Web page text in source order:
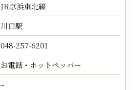
JR京浜東北線
川口駅
048-257-6201
お電話・ホットペッパー
–